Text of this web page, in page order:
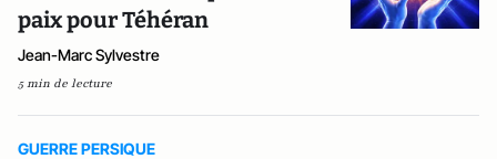
paix pour Téhéran
Jean-Marc Sylvestre
5 min de lecture
GUERRE PERSIQUE